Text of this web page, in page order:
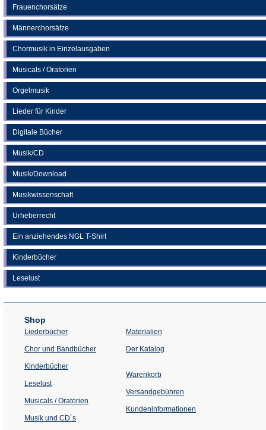
Frauenchorsätze
Männerchorsätze
Chormusik in Einzelausgaben
Musicals / Oratorien
Orgelmusik
Lieder für Kinder
Digitale Bücher
Musik/CD
Musik/Download
Musikwissenschaft
Urheberrecht
Ein anziehendes NGL T-Shirt
Kinderbücher
Leselust
Shop
Liederbücher
Chor und Bandbücher
Kinderbücher
Leselust
Musicals / Oratorien
Musik und CD´s
Materialien
Der Katalog
Warenkorb
Versandgebühren
Kundeninformationen